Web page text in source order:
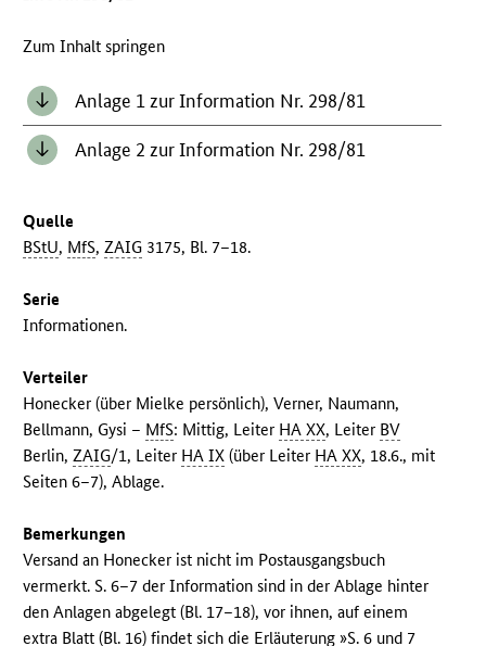
Zum Inhalt springen
Anlage 1 zur Information Nr. 298/81
Anlage 2 zur Information Nr. 298/81
Quelle
BStU, MfS,ZAIG 3175, Bl. 7–18.
Serie
Informationen.
Verteiler
Honecker (über Mielke persönlich), Verner, Naumann,
Bellmann, Gysi – MfS: Mittig, Leiter HA XX, Leiter BV
Berlin,ZAIG/1, Leiter HA IX (über Leiter HA XX, 18.6., mit
Seiten 6–7), Ablage.
Bemerkungen
Versand an Honecker ist nicht im Postausgangsbuch
vermerkt. S. 6–7 der Information sind in der Ablage hinter
den Anlagen abgelegt (Bl. 17–18), vor ihnen, auf einem
extra Blatt (Bl. 16) findet sich die Erläuterung »S. 6 und 7